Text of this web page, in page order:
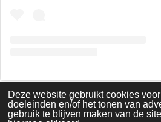
Deze website gebruikt cookies
doeleinden en/of het tonen van
gebruik te blijven maken van de
Powered byJouwWeb